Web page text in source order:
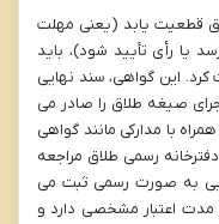
قطعیت یابد (یعنی مهلت
یا رأی تأیید شود)، باید
این گواهی، سند نهایی
صیغه طلاق را صادر می
با مدارکی مانند گواهی
رسمی طلاق مراجعه
به صورت رسمی ثبت می
اعتبار مشخصی دارد و